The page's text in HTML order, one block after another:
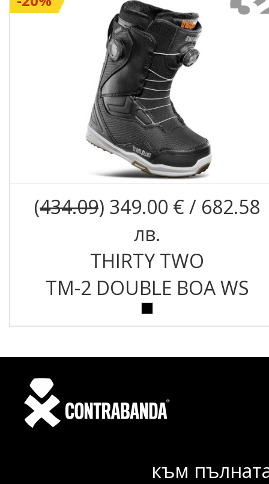
(434.09) 349.00 € / 682.58
лв.
THIRTY TWO
TM-2 DOUBLE BOA WS
към